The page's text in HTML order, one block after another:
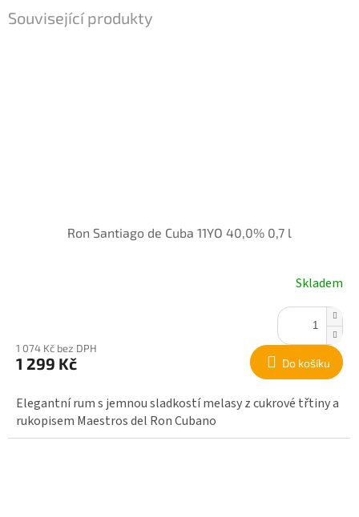
Související produkty
Ron Santiago de Cuba 11YO 40,0% 0,7 l
Skladem
1 074 Kč bez DPH
1 299 Kč Do košíku
Elegantní rum s jemnou sladkostí melasy z cukrové třtiny a
rukopisem Maestros del Ron Cubano